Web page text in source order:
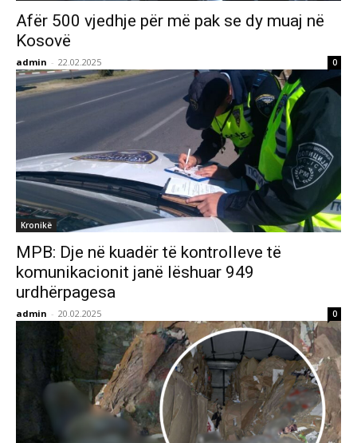
Afër 500 vjedhje për më pak se dy muaj në
Kosovë
admin - 22.02.2025 0
Kronikë
MPB: Dje në kuadër të kontrolleve të
komunikacionit janë lëshuar 949
urdhërpagesa
admin - 20.02.2025 0